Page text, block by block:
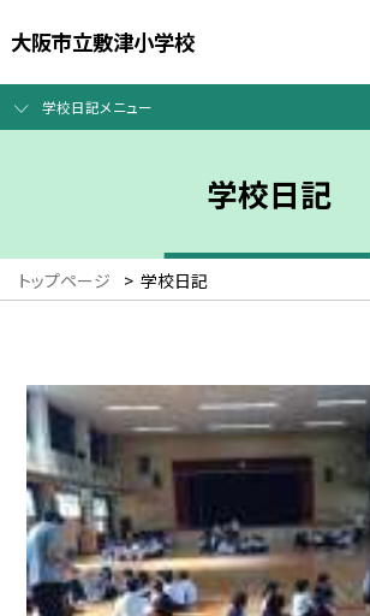
大阪市立敷津小学校
学校日記メニュー
学校日記
トップページ > 学校日記